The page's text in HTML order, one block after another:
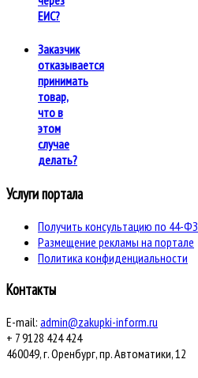
ЕИС?
Заказчик
отказывается
принимать
товар,
что в
этом
случае
делать?
Услуги портала
Получить консультацию по 44-ФЗ
Размещение рекламы на портале
Политика конфиденциальности
Контакты
E-mail: admin@zakupki-inform.ru
+ 7 9128 424 424
460049, г. Оренбург, пр. Автоматики, 12